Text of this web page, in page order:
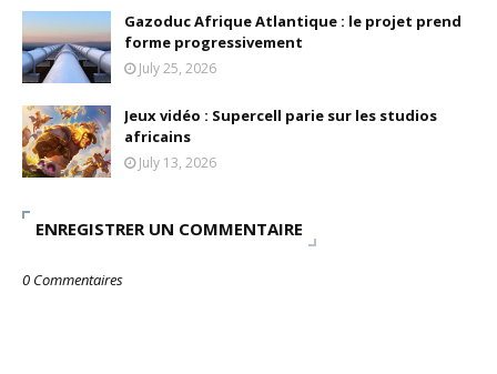
Gazoduc Afrique Atlantique : le projet prend
forme progressivement
July 25, 2026
Jeux vidéo : Supercell parie sur les studios
africains
July 13, 2026
ENREGISTRER UN COMMENTAIRE
0 Commentaires